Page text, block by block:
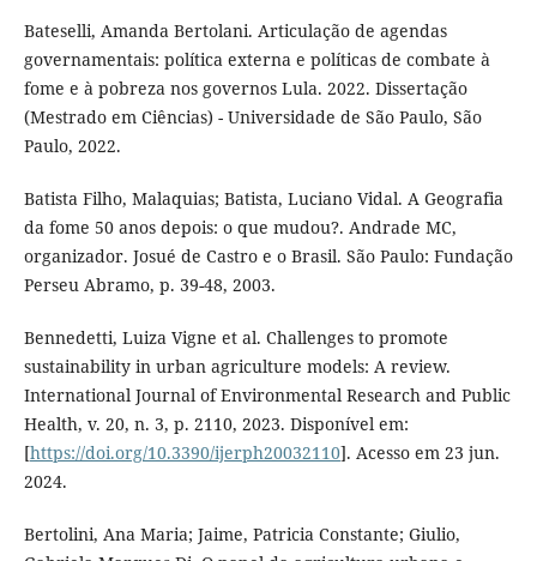
Bateselli, Amanda Bertolani. Articulação de agendas
governamentais: política externa e políticas de combate à
fome e à pobreza nos governos Lula. 2022. Dissertação
(Mestrado em Ciências) - Universidade de São Paulo, São
Paulo, 2022.
Batista Filho, Malaquias; Batista, Luciano Vidal. A Geografia
da fome 50 anos depois: o que mudou?. Andrade MC,
organizador. Josué de Castro e o Brasil. São Paulo: Fundação
Perseu Abramo, p. 39-48, 2003.
Bennedetti, Luiza Vigne et al. Challenges to promote
sustainability in urban agriculture models: A review.
International Journal of Environmental Research and Public
Health, v. 20, n. 3, p. 2110, 2023. Disponível em:
[https://doi.org/10.3390/ijerph20032110]. Acesso em 23 jun.
2024.
Bertolini, Ana Maria; Jaime, Patricia Constante; Giulio,